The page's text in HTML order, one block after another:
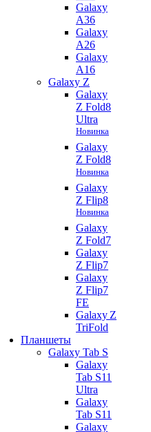
Galaxy
A36
Galaxy
A26
Galaxy
A16
Galaxy Z
Galaxy
Z Fold8
Ultra
Новинка
Galaxy
Z Fold8
Новинка
Galaxy
Z Flip8
Новинка
Galaxy
Z Fold7
Galaxy
Z Flip7
Galaxy
Z Flip7
FE
Galaxy Z
TriFold
Планшеты
Galaxy Tab S
Galaxy
Tab S11
Ultra
Galaxy
Tab S11
Galaxy